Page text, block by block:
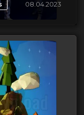
08.04.2023